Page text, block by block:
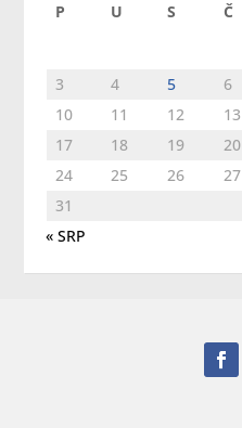
P U S Č
3
4 5 6
10
11 12 13
17
18 19 20
24
25 26 27
31
« SRP